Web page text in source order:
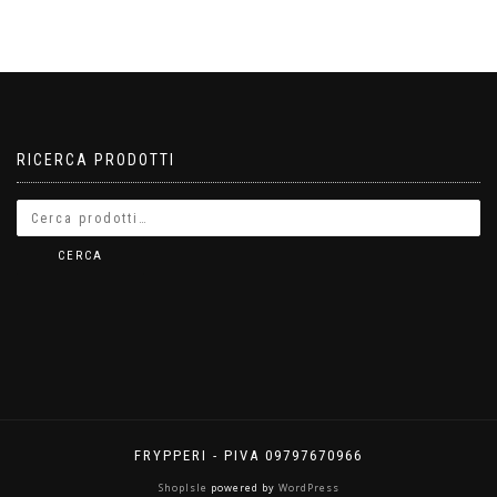
RICERCA PRODOTTI
CERCA
FRYPPERI - PIVA 09797670966
ShopIsle powered by WordPress